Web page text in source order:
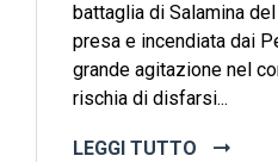
battaglia di Salamina
presa e incendiata dai
grande agitazione nel
rischia di disfarsi...
LEGGI TUTTO